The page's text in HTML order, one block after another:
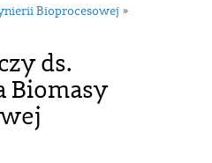
Bioprocesowej »
ds.
Biomasy